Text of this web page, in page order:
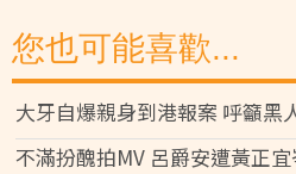
您也可能喜歡...
大牙自爆親身到港報案 呼籲黑
不滿扮醜拍MV 呂爵安遭黃正